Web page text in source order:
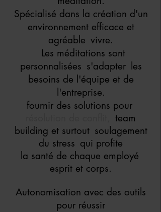
Spécialisé dans la création d'un
environnement efficace et
agréable vivre.
Les méditations sont
personnalisées s'adapter les
besoins de l'équipe et de
l'entreprise.
fournir des solutions pour
team
building et surtout soulagement
du stress qui profite
la santé de chaque employé
esprit et corps.
Autonomisation avec des outils
pour réussir